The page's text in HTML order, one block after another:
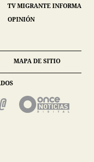
TV MIGRANTE INFORMA
OPINIÓN
MAPA DE SITIO